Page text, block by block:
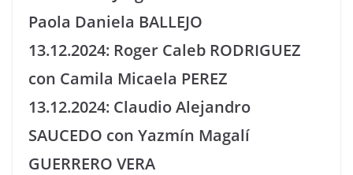
Paola Daniela BALLEJO
13.12.2024: Roger Caleb RODRIGUEZ
con Camila Micaela PEREZ
13.12.2024: Claudio Alejandro
SAUCEDO con Yazmín Magalí
GUERRERO VERA